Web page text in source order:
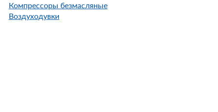
Компрессоры безмасляные
Воздуходувки